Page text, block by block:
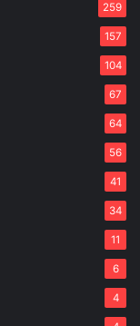
259
157
104
67
64
56
41
34
11
6
4